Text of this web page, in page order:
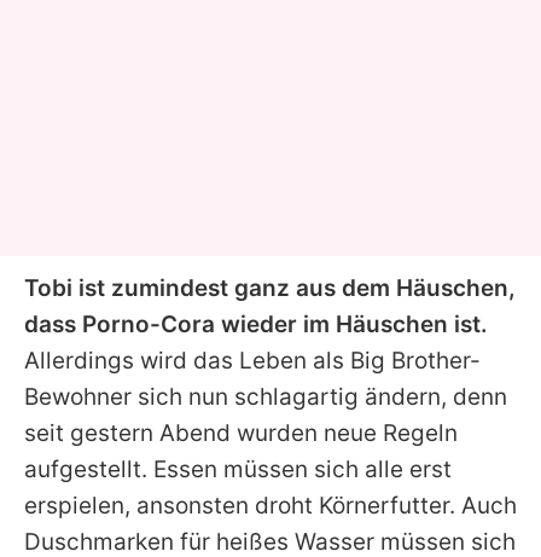
Tobi ist zumindest ganz aus dem Häuschen,
dass Porno-Cora wieder im Häuschen ist.
Allerdings wird das Leben als Big Brother-
Bewohner sich nun schlagartig ändern, denn
seit gestern Abend wurden neue Regeln
aufgestellt. Essen müssen sich alle erst
erspielen, ansonsten droht Körnerfutter. Auch
Duschmarken für heißes Wasser müssen sich